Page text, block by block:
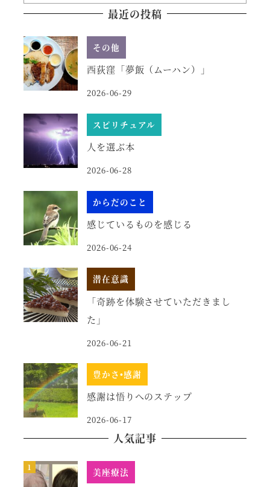
最近の投稿
その他
西荻窪「夢飯（ムーハン）」
2026-06-29
スピリチュアル
人を選ぶ本
2026-06-28
からだのこと
感じているものを感じる
2026-06-24
潜在意識
「奇跡を体験させていただきまし
た」
2026-06-21
豊かさ•感謝
感謝は悟りへのステップ
2026-06-17
人気記事
美座療法